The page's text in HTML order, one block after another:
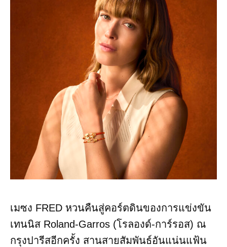
เมซง FRED หวนคืนสู่คอร์ตดินของการแข่งขัน
เทนนิส Roland-Garros (โรลองด์-การ์รอส) ณ
กรุงปารีสอีกครั้ง สานสายสัมพันธ์อันแน่นแฟ้น